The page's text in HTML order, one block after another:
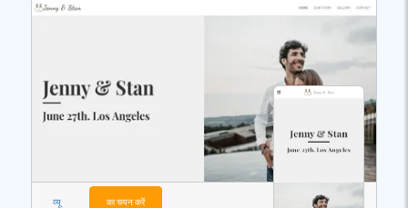
व्यू का चयन करें